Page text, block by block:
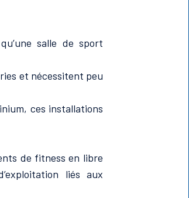
salle de sport
et nécessitent peu
ces installations
de fitness en libre
liés aux